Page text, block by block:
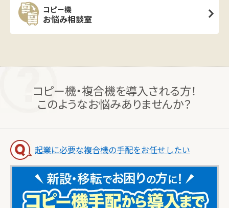
コピー機
お悩み相談室
コピー機・複合機を導入される方！
このようなお悩みありませんか？
起業に必要な複合機の手配をお任せしたい